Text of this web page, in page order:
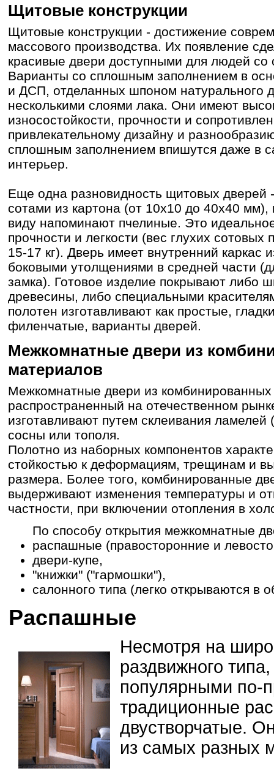
Щитовые конструкции
Щитовые конструкции - достижение
массового производства. Их появление
красивые двери доступными для людей со
Варианты со сплошным заполнением в
и ДСП, отделанных шпоном натурального
несколькими слоями лака. Они имеют
износостойкости, прочности и
привлекательному дизайну и
сплошным заполнением впишутся даже в
интерьер.
Еще одна разновидность щитовых дверей
сотами из картона (от 10х10 до 40х40
виду напоминают пчелиные. Это
прочности и легкости (вес глухих
15-17 кг). Дверь имеет внутренний каркас
боковыми утолщениями в средней части
замка). Готовое изделие покрывают либо
древесины, либо специальными
полотен изготавливают как простые,
филенчатые, варианты дверей.
Межкомнатные двери из
материалов
Межкомнатные двери из
распространенный на отечественном
изготавливают путем склеивания
сосны или тополя.
Полотно из наборных компонентов
стойкостью к деформациям, трещинам и
размера. Более того, комбинированные
выдерживают изменения температуры и
частности, при включении отопления в
По способу открытия межкомнатные
распашные (правосторонние и
двери-купе,
"книжки" ("гармошки"),
салонного типа (легко открываются в
Распашные
Несмотря на
раздвижного
популярными по-
традиционные
двустворчатые.
из самых разных